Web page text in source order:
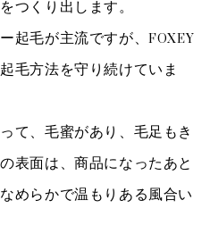
つくり出します。
起毛が主流ですが、FOXEY
毛方法を守り続けていま
て、毛蜜があり、毛足もき
表面は、商品になったあと
めらかで温もりある風合い